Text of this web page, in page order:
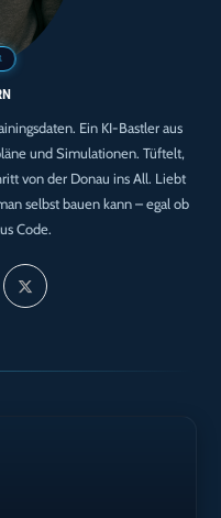
Ein KI-Bastler aus
und Simulationen. Tüftelt,
von der Donau ins All. Liebt
selbst bauen kann – egal ob
Code.